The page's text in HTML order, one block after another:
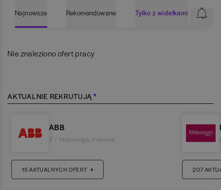
Najnowsze Rekomendowane Tylko z widełkami
Nie znaleziono ofert pracy
AKTUALNIE REKRUTUJĄ
ABB
IT / Technologia Przemysł
15AKTUALNYCH OFERT 207